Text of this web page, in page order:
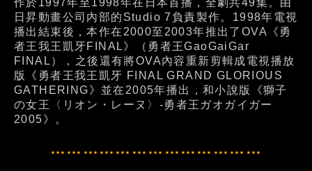
日昇動畫公司內部的Studio 7負責製作。1998年電視
播出結束後，本作在2000至2003年推出了OVA《勇
者王我王凱牙FINAL》（勇者王GaoGaiGar
FINAL），之後還有將OVA內容重新剪輯成電視播放
版《勇者王我王凱牙 FINAL GRAND GLORIOUS
GATHERING》並在2005年播出，和小說版《獅子
の女王〈リオン・レーヌ〉-勇者王ガオガイガー
2005》。
…………………………………